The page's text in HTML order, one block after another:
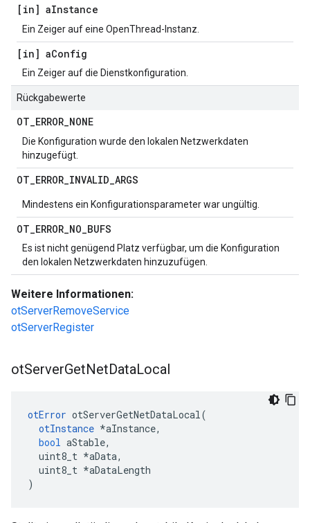
[in] aInstance
Ein Zeiger auf eine OpenThread-Instanz.
[in] aConfig
Ein Zeiger auf die Dienstkonfiguration.
Rückgabewerte
OT_ERROR_NONE
Die Konfiguration wurde den lokalen Netzwerkdaten
hinzugefügt.
OT_ERROR_INVALID_ARGS
Mindestens ein Konfigurationsparameter war ungültig.
OT_ERROR_NO_BUFS
Es ist nicht genügend Platz verfügbar, um die Konfiguration
den lokalen Netzwerkdaten hinzuzufügen.
Weitere Informationen:
otServerRemoveService
otServerRegister
otServerGetNetDataLocal
otError otServerGetNetDataLocal(
otInstance *aInstance,
bool aStable,
uint8_t *aData,
uint8_t *aDataLength
)